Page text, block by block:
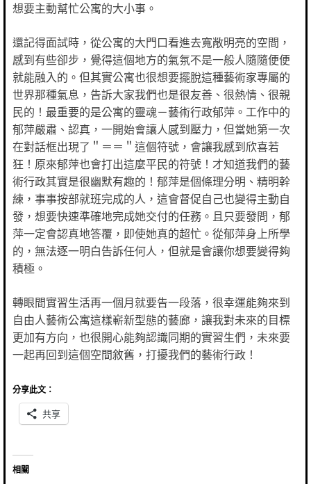
想要主動幫忙公寓的大小事。
還記得面試時，從公寓的大門口看進去寬敞明亮的空間，
感到有些卻步，覺得這個地方的氣氛不是一般人隨隨便便
就能融入的。但其實公寓也很想要擺脫這種藝術家專屬的
世界那種氣息，告訴大家我們也是很友善、很熱情、很親
民的！最重要的是公寓的靈魂－藝術行政郁萍。工作中的
郁萍嚴肅、認真，一開始會讓人感到壓力，但當她第一次
在對話框出現了＂＝＝＂這個符號，會讓我感到欣喜若
狂！原來郁萍也會打出這麼平民的符號！才知道我們的藝
術行政其實是很幽默有趣的！郁萍是個條理分明、精明幹
練，事事按部就班完成的人，這會督促自己也變得主動自
發，想要快速準確地完成她交付的任務。且只要發問，郁
萍一定會認真地答覆，即使她真的超忙。從郁萍身上所學
的，無法逐一明白告訴任何人，但就是會讓你想要變得夠
積極。
轉眼間實習生活再一個月就要告一段落，很幸運能夠來到
自由人藝術公寓這樣嶄新型態的藝廊，讓我對未來的目標
更加有方向，也很開心能夠認識同期的實習生們，未來要
一起再回到這個空間敘舊，打擾我們的藝術行政！
分享此文：
共享
相關